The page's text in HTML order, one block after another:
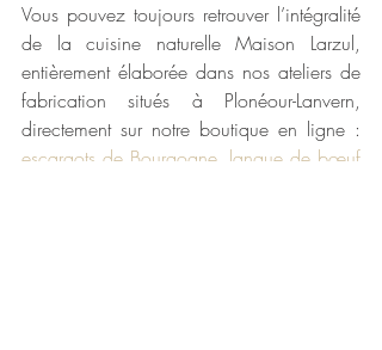
Vous pouvez toujours retrouver l’intégralité
de la cuisine naturelle Maison Larzul,
entièrement élaborée dans nos ateliers de
fabrication situés à Plonéour-Lanvern,
escargots de Bourgogne, langue de bœuf